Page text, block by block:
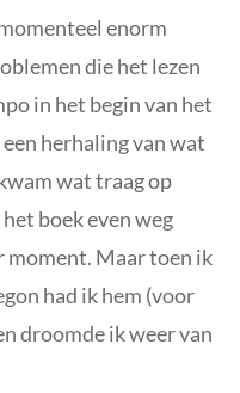
enorm
die het lezen
in het begin van het
herhaling van wat
wat traag op
boek even weg
moment. Maar toen ik
had ik hem (voor
droomde ik weer van